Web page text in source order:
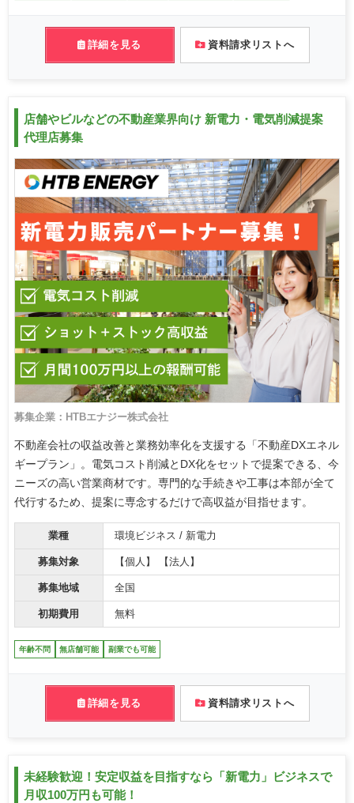
詳細を見る 資料請求リストへ
店舗やビルなどの不動産業界向け 新電力・電気削減提案
代理店募集
募集企業：HTBエナジー株式会社
不動産会社の収益改善と業務効率化を支援する「不動産DXエネル
ギープラン」。電気コスト削減とDX化をセットで提案できる、今
ニーズの高い営業商材です。専門的な手続きや工事は本部が全て
代行するため、提案に専念するだけで高収益が目指せます。
業種 環境ビジネス / 新電力
募集対象 【個人】 【法人】
募集地域 全国
初期費用 無料
年齢不問 無店舗可能 副業でも可能
詳細を見る 資料請求リストへ
未経験歓迎！安定収益を目指すなら「新電力」ビジネスで
月収100万円も可能！